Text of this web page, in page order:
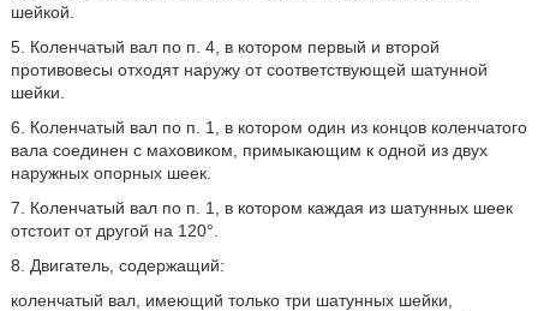
шейкой.
5. Коленчатый вал по п. 4, в котором первый и второй
противовесы отходят наружу от соответствующей шатунной
шейки.
6. Коленчатый вал по п. 1, в котором один из концов коленчатого
вала соединен с маховиком, примыкающим к одной из двух
наружных опорных шеек.
7. Коленчатый вал по п. 1, в котором каждая из шатунных шеек
отстоит от другой на 120°.
8. Двигатель, содержащий:
коленчатый вал, имеющий только три шатунных шейки,